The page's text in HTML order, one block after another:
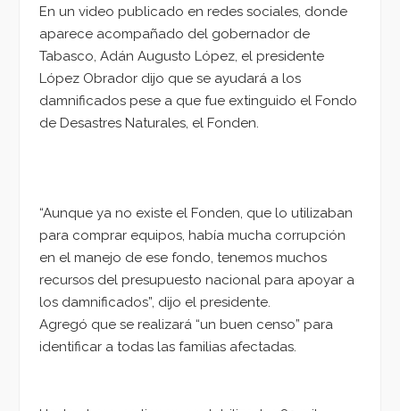
En un video publicado en redes sociales, donde
aparece acompañado del gobernador de
Tabasco, Adán Augusto López, el presidente
López Obrador dijo que se ayudará a los
damnificados pese a que fue extinguido el Fondo
de Desastres Naturales, el Fonden.
“Aunque ya no existe el Fonden, que lo utilizaban
para comprar equipos, había mucha corrupción
en el manejo de ese fondo, tenemos muchos
recursos del presupuesto nacional para apoyar a
los damnificados”, dijo el presidente.
Agregó que se realizará “un buen censo” para
identificar a todas las familias afectadas.